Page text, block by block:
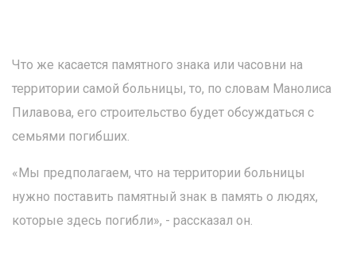
Что же касается памятного знака или часовни на
территории самой больницы, то, по словам Манолиса
Пилавова, его строительство будет обсуждаться с
семьями погибших.
«Мы предполагаем, что на территории больницы
нужно поставить памятный знак в память о людях,
которые здесь погибли», - рассказал он.